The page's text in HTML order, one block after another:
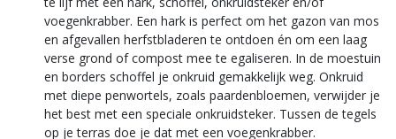
voegenkrabber. Een hark is perfect om het gazon van mos
en afgevallen herfstbladeren te ontdoen én om een laag
verse grond of compost mee te egaliseren. In de moestuin
en borders schoffel je onkruid gemakkelijk weg. Onkruid
met diepe penwortels, zoals paardenbloemen, verwijder je
het best met een speciale onkruidsteker. Tussen de tegels
op je terras doe je dat met een voegenkrabber.